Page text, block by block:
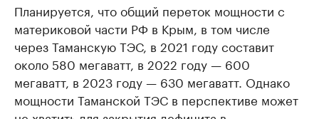
Планируется, что общий переток мощности с
материковой части РФ в Крым, в том числе
через Таманскую ТЭС, в 2021 году составит
около 580 мегаватт, в 2022 году — 600
мегаватт, в 2023 году — 630 мегаватт. Однако
мощности Таманской ТЭС в перспективе может